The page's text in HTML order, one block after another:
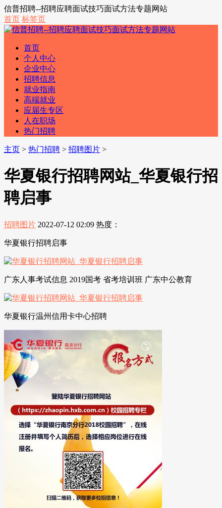
信普招聘--招聘应聘面试技巧面试方法专题网站
首页 标签页
首页
个人中心
企业中心
招聘信息
就业指南
高端就业
应届生专区
人在职场
热门招聘
主页 > 热门招聘 > 招聘图片 >
华夏银行招聘网站_华夏银行招
聘启事
招聘图片 2022-07-12 02:09 热度：
华夏银行招聘启事
广东人事考试信息 2019国考 省考培训班 广东中公教育
华夏银行温州信用卡中心招聘